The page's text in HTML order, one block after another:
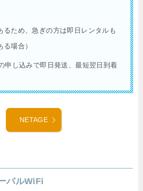
るため、急ぎの方は即日レンタルも
場合）
申し込みで即日発送、最短翌日到着
NETAGE
バルWiFi